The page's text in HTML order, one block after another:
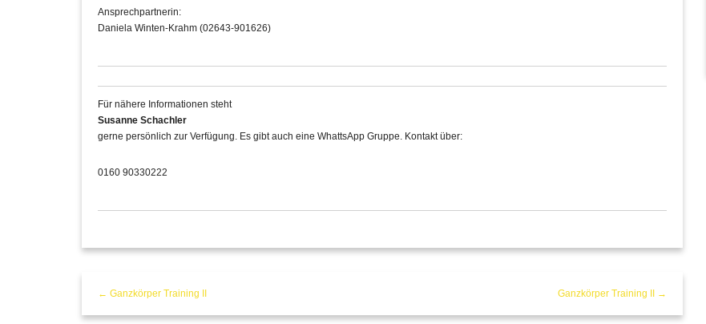
Ansprechpartnerin:
Daniela Winten-Krahm (02643-901626)
Für nähere Informationen steht
Susanne Schachler
gerne persönlich zur Verfügung. Es gibt auch eine WhattsApp Gruppe. Kontakt über:
0160 90330222
← Ganzkörper Training II Ganzkörper Training II →